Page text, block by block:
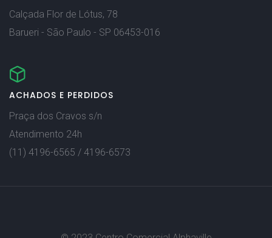
Calçada Flor de Lótus, 78
Barueri - São Paulo - SP 06453-016
ACHADOS E PERDIDOS
Praça dos Cravos s/n
Atendimento 24h
(11) 4196-6565 / 4196-6573